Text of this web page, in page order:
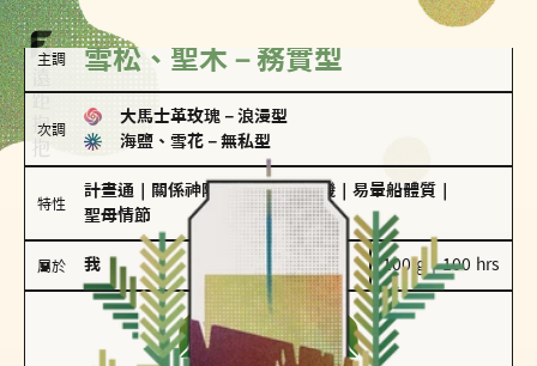
主調 雪松、聖木－務實型
次調
大馬士革玫瑰 － 浪漫型
海鹽、雪花 － 無私型
特性
計畫通 關係神隊友 驚喜製造機 易暈船體質
聖母情節
屬於 我 100 g｜100 hrs
務實型
雪松、聖木